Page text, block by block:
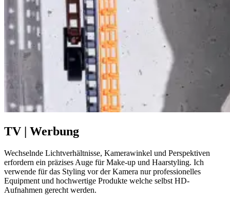
TV | Werbung
Wechselnde Lichtverhältnisse, Kamerawinkel und Perspektiven
erfordern ein präzises Auge für Make-up und Haarstyling. Ich
verwende für das Styling vor der Kamera nur professionelles
Equipment und hochwertige Produkte welche selbst HD-
Aufnahmen gerecht werden.